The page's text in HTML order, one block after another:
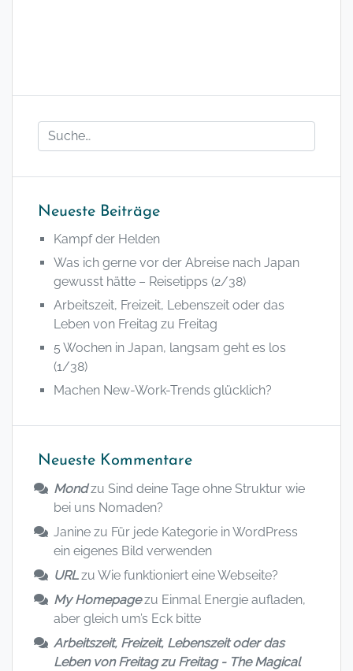
Neueste Beiträge
Kampf der Helden
Was ich gerne vor der Abreise nach Japan
gewusst hätte – Reisetipps (2/38)
Arbeitszeit, Freizeit, Lebenszeit oder das
Leben von Freitag zu Freitag
5 Wochen in Japan, langsam geht es los
(1/38)
Machen New-Work-Trends glücklich?
Neueste Kommentare
Mondzu Sind deine Tage ohne Struktur wie
bei uns Nomaden?
Janine zu Für jede Kategorie in WordPress
ein eigenes Bild verwenden
URLzu Wie funktioniert eine Webseite?
My Homepagezu Einmal Energie aufladen,
aber gleich um’s Eck bitte
Arbeitszeit, Freizeit, Lebenszeit oder das
Leben von Freitag zu Freitag - The Magical